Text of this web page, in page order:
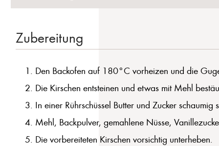
Zubereitung
Den Backofen auf 180°C vorheizen und die
Die Kirschen entsteinen und etwas mit Mehl
In einer Rührschüssel Butter und Zucker
Mehl, Backpulver, gemahlene Nüsse,
Die vorbereiteten Kirschen vorsichtig unterheben.